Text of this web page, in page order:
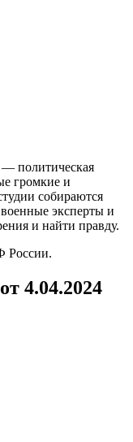
— политическая
громкие и
собираются
эксперты и
и найти правду.
России.
4.04.2024